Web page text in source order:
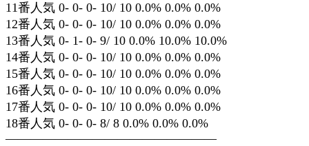
11番人気 0- 0- 0- 10/ 10 0.0% 0.0% 0.0%
12番人気 0- 0- 0- 10/ 10 0.0% 0.0% 0.0%
13番人気 0- 1- 0- 9/ 10 0.0% 10.0% 10.0%
14番人気 0- 0- 0- 10/ 10 0.0% 0.0% 0.0%
15番人気 0- 0- 0- 10/ 10 0.0% 0.0% 0.0%
16番人気 0- 0- 0- 10/ 10 0.0% 0.0% 0.0%
17番人気 0- 0- 0- 10/ 10 0.0% 0.0% 0.0%
18番人気 0- 0- 0- 8/ 8 0.0% 0.0% 0.0%
—————————————————